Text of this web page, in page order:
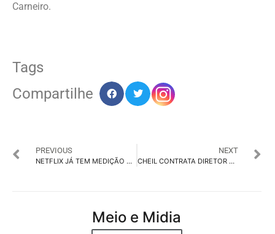
Carneiro.
Tags
Compartilhe
PREVIOUS
NETFLIX JÁ TEM MEDIÇÃO DE PROTEÇÃO A ANÚNCIOS
NEXT
CHEIL CONTRATA DIRETOR DE CRM RENAN PINHEIRO
Meio e Midia